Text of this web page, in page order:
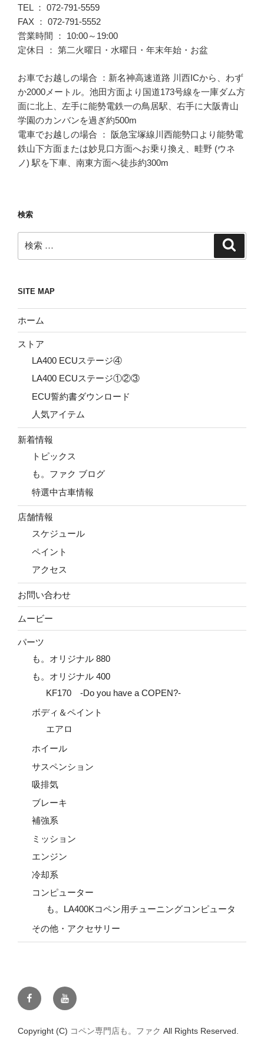
TEL ： 072-791-5559
FAX ： 072-791-5552
営業時間 ： 10:00～19:00
定休日 ： 第二火曜日・水曜日・年末年始・お盆
お車でお越しの場合 ：新名神高速道路 川西ICから、わず
か2000メートル。池田方面より国道173号線を一庫ダム方
面に北上、左手に能勢電鉄一の鳥居駅、右手に大阪青山
学園のカンバンを過ぎ約500m
電車でお越しの場合 ： 阪急宝塚線川西能勢口より能勢電
鉄山下方面または妙見口方面へお乗り換え、畦野 (ウネ
ノ) 駅を下車、南東方面へ徒歩約300m
検索
索:
SITE MAP
ホーム
ストア
LA400 ECUステージ④
LA400 ECUステージ①②③
ECU誓約書ダウンロード
人気アイテム
新着情報
トピックス
も。ファク ブログ
特選中古車情報
店舗情報
スケジュール
ペイント
アクセス
お問い合わせ
ムービー
パーツ
も。オリジナル 880
も。オリジナル 400
KF170 -Do you have a COPEN?-
ボディ＆ペイント
エアロ
ホイール
サスペンション
吸排気
ブレーキ
補強系
ミッション
エンジン
冷却系
コンピューター
も。LA400Kコペン用チューニングコンピュータ
その他・アクセサリー
FacebookYouTube
Copyright (C) コペン専門店も。ファク All Rights Reserved.